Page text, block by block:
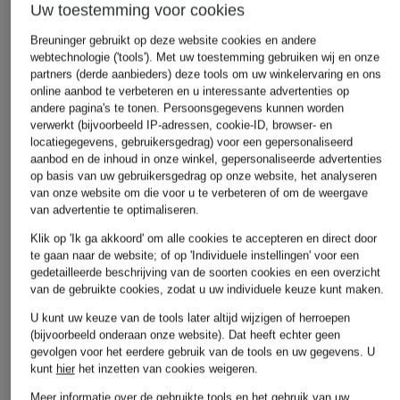
+Actiekorting
POLO RALPH LAUREN
Linnen short
€ 149,99
Beste prijs:€ 175
+Actiekorting
POLO RALPH LAUREN
T-shirt
€ 69,99
Beste prijs:
+Actiekorting
BOSS
Leren riem
€ 89,99
Andere categorieën
Uw toestemming voor cookies
Breuninger gebruikt op deze website cookies en andere
webtechnologie ('tools'). Met uw toestemming gebruiken wij en onze
partners (derde aanbieders) deze tools om uw winkelervaring en ons
online aanbod te verbeteren en u interessante advertenties op
andere pagina's te tonen. Persoonsgegevens kunnen worden
verwerkt (bijvoorbeeld IP-adressen, cookie-ID, browser- en
locatiegegevens, gebruikersgedrag) voor een gepersonaliseerd
aanbod en de inhoud in onze winkel, gepersonaliseerde advertenties
op basis van uw gebruikersgedrag op onze website, het analyseren
van onze website om die voor u te verbeteren of om de weergave
van advertentie te optimaliseren.
Klik op 'Ik ga akkoord' om alle cookies te accepteren en direct door
te gaan naar de website; of op 'Individuele instellingen' voor een
gedetailleerde beschrijving van de soorten cookies en een overzicht
van de gebruikte cookies, zodat u uw individuele keuze kunt maken.
U kunt uw keuze van de tools later altijd wijzigen of herroepen
(bijvoorbeeld onderaan onze website). Dat heeft echter geen
gevolgen voor het eerdere gebruik van de tools en uw gegevens. U
kunt hierhet inzetten van cookies weigeren.
Meer informatie over de gebruikte tools en het gebruik van uw